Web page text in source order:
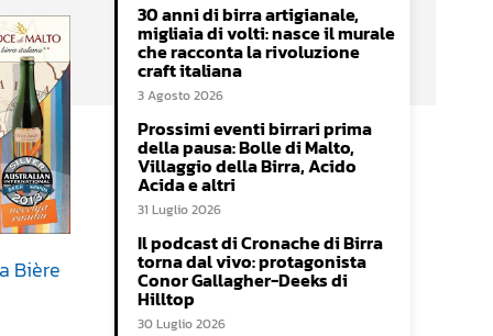
Bière
30 anni di birra artigianale,
migliaia di volti: nasce il murale
che racconta la rivoluzione
craft italiana
3 Agosto 2026
Prossimi eventi birrari prima
della pausa: Bolle di Malto,
Villaggio della Birra, Acido
Acida e altri
31 Luglio 2026
Il podcast di Cronache di Birra
torna dal vivo: protagonista
Conor Gallagher-Deeks di
Hilltop
30 Luglio 2026